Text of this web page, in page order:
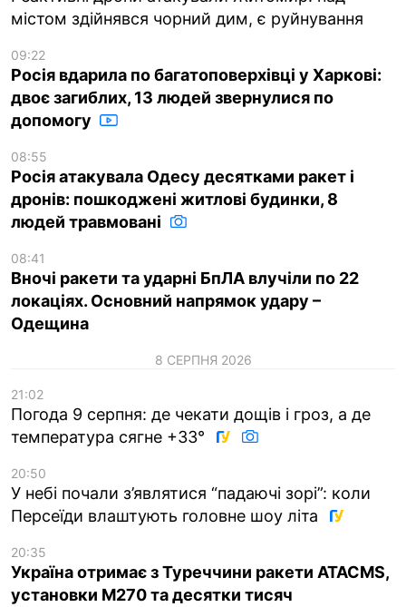
містом здійнявся чорний дим, є руйнування
09:22
Росія вдарила по багатоповерхівці у Харкові:
двоє загиблих, 13 людей звернулися по
допомогу
08:55
Росія атакувала Одесу десятками ракет і
дронів: пошкоджені житлові будинки, 8
людей травмовані
08:41
Вночі ракети та ударні БпЛА влучіли по 22
локаціях. Основний напрямок удару –
Одещина
8 СЕРПНЯ 2026
21:02
Погода 9 серпня: де чекати дощів і гроз, а де
температура сягне +33°
20:50
У небі почали з’являтися “падаючі зорі”: коли
Персеїди влаштують головне шоу літа
20:35
Україна отримає з Туреччини ракети ATACMS,
установки M270 та десятки тисяч